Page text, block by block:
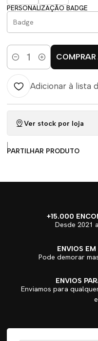
PERSONALIZAÇÃO BADGE
Quantidade
Adicionar à lista
Ver stock por loja
|
PARTILHAR PRODUTO
+15.000
Desde 2021
ENVIOS
Pode demorar
ENVIOS
Enviamos para